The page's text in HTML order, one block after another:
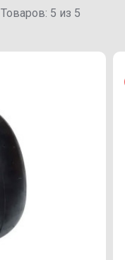
Товаров: 5 из 5